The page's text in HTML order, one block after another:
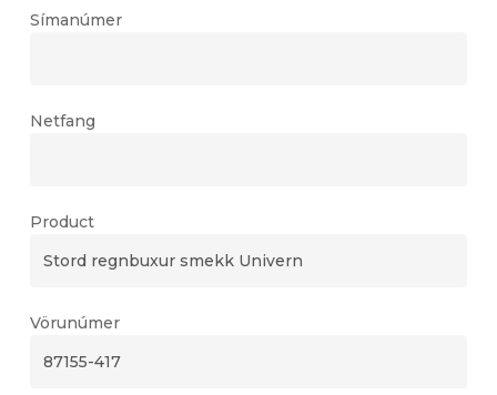
Símanúmer
Netfang
Product
Vörunúmer